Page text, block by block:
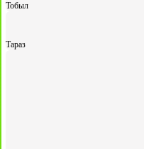
Тобыл
Тараз